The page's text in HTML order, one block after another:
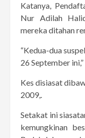
Katanya,
Nur Adilah
mereka ditahan
“Kedua-dua
26 September
Kes disiasat
2009,.
Setakat ini
kemungkinan